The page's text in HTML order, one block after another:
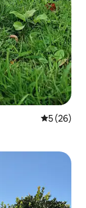
5 de uma
5 (26)